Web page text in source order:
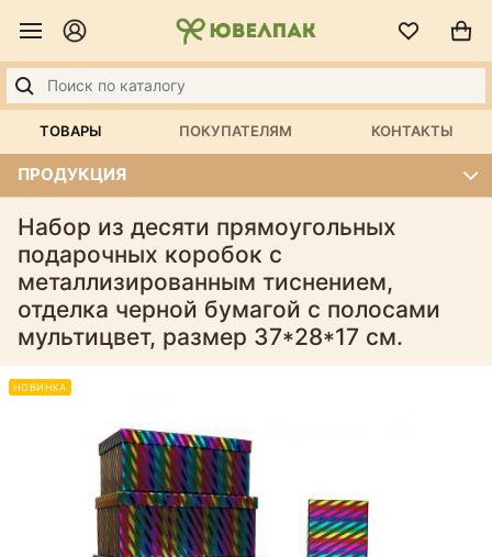
ТОВАРЫ ПОКУПАТЕЛЯМ КОНТАКТЫ
ПРОДУКЦИЯ
Набор из десяти прямоугольных
подарочных коробок с
металлизированным тиснением,
отделка черной бумагой с полосами
мультицвет, размер 37*28*17 см.
НОВИНКА